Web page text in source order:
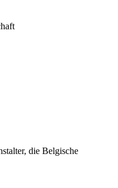
die Belgische